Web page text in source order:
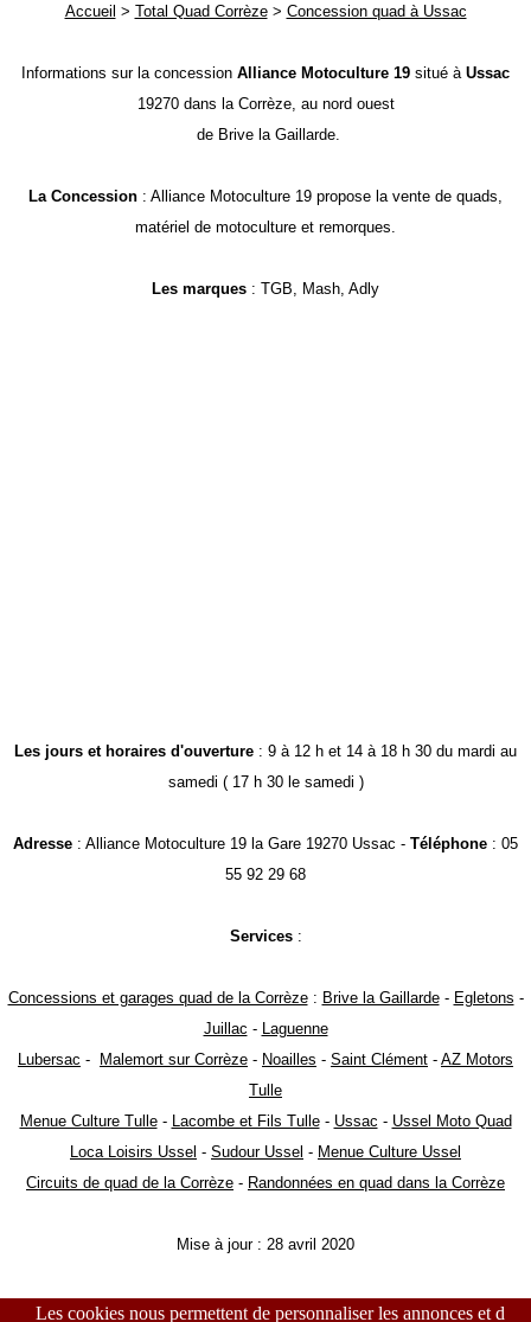
Accueil > Total Quad Corrèze> Concession quad à Ussac
Informations sur la concession Alliance Motoculture 19 situé à Ussac
19270 dans la Corrèze, au nord ouest
de Brive la Gaillarde.
La Concession : Alliance Motoculture 19 propose la vente de quads,
matériel de motoculture et remorques.
Les marques : TGB, Mash, Adly
Les jours et horaires d'ouverture : 9 à 12 h et 14 à 18 h 30 du mardi au
samedi ( 17 h 30 le samedi )
Adresse : Alliance Motoculture 19 la Gare 19270 Ussac - Téléphone : 05
55 92 29 68
Services:
Concessions et garages quad de la Corrèze: Brive la Gaillarde- Egletons -
Juillac - Laguenne
Lubersac - Malemort sur Corrèze - Noailles - Saint Clément - AZ Motors
Tulle
Menue Culture Tulle- Lacombe et Fils Tulle- Ussac - Ussel Moto Quad
Loca Loisirs Ussel - Sudour Ussel - Menue Culture Ussel
Circuits de quad de la Corrèze - Randonnées en quad dans la Corrèze
Mise à jour : 28 avril 2020
Les cookies nous permettent de personnaliser les annonces et d